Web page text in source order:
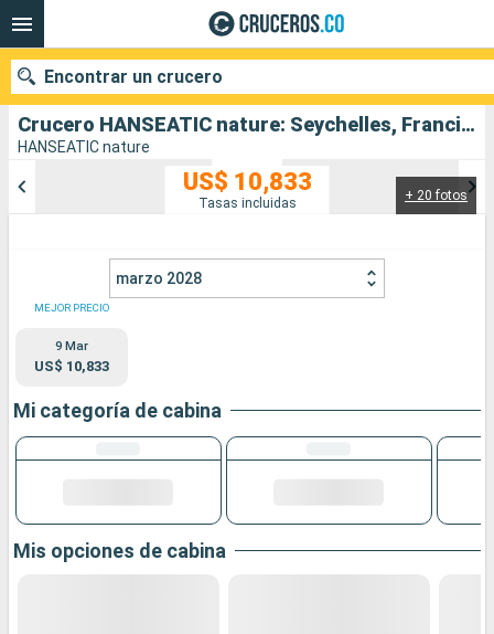
Crucero HANSEATIC nature: Seychelles, Francia, Mozambique, Sudafrica salida desde Victoria - SC
HANSEATIC nature
+ 20 fotos
US$ 10,833
Tasas incluidas
marzo 2028
MEJOR PRECIO
9 Mar
US$ 10,833
Mi categoría de cabina
Mis opciones de cabina
Encontrar un crucero
Puertos Compañías